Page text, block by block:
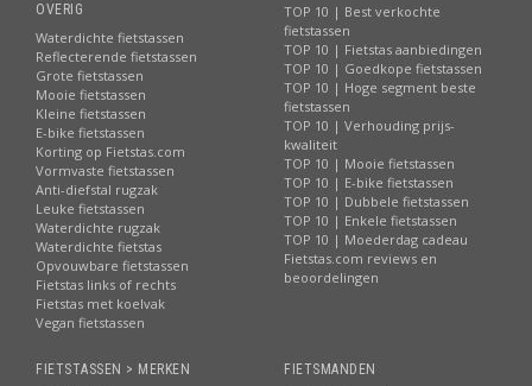
OVERIG
Waterdichte fietstassen
Reflecterende fietstassen
Grote fietstassen
Mooie fietstassen
Kleine fietstassen
E-bike fietstassen
Korting op Fietstas.com
Vormvaste fietstassen
Anti-diefstal rugzak
Leuke fietstassen
Waterdichte rugzak
Waterdichte fietstas
Opvouwbare fietstassen
Fietstas links of rechts
Fietstas met koelvak
Vegan fietstassen
TOP 10 | Best verkochte
fietstassen
TOP 10 | Fietstas aanbiedingen
TOP 10 | Goedkope fietstassen
TOP 10 | Hoge segment beste
fietstassen
TOP 10 | Verhouding prijs-
kwaliteit
TOP 10 | Mooie fietstassen
TOP 10 | E-bike fietstassen
TOP 10 | Dubbele fietstassen
TOP 10 | Enkele fietstassen
TOP 10 | Moederdag cadeau
Fietstas.com reviews en
beoordelingen
FIETSTASSEN > MERKEN FIETSMANDEN